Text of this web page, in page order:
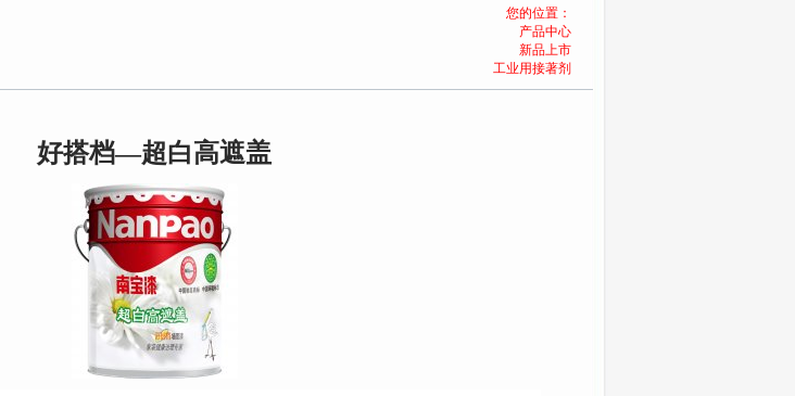
您的位置：
产品中心
新品上市
工业用接著剂
好搭档—超白高遮盖